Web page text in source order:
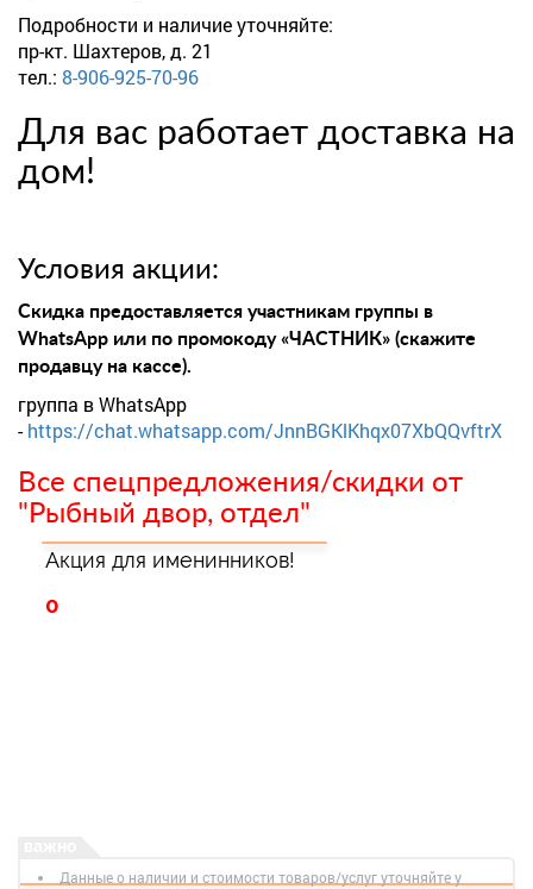
Подробности и наличие уточняйте:
пр-кт. Шахтеров, д. 21
тел.: 8-906-925-70-96
Для вас работает доставка на
дом!
Условия акции:
Скидка предоставляется участникам группы в
WhatsApp или по промокоду «ЧАСТНИК» (скажите
продавцу на кассе).
группа в WhatsApp
-https://chat.whatsapp.com/JnnBGKlKhqx07XbQQvftrX
Все спецпредложения/скидки от
"Рыбный двор, отдел"
Акция для именинников!
0
Данные о наличии и стоимости товаров/услуг уточняйте у